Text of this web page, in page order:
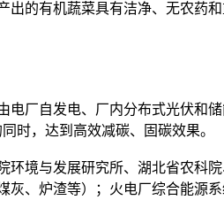
的有机蔬菜具有洁净、无农药
厂自发电、厂内分布式光伏和
时，达到高效减碳、固碳效果。
环境与发展研究所、湖北省农科
灰、炉渣等）；火电厂综合能源